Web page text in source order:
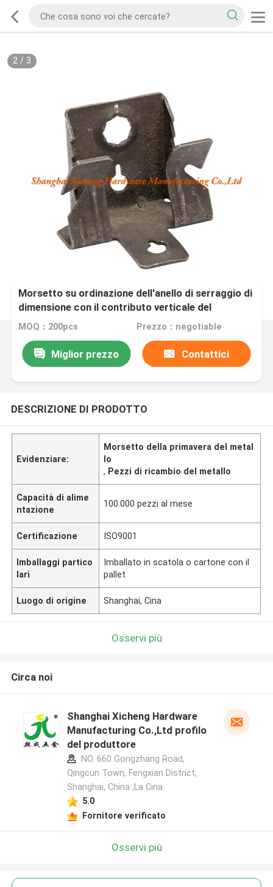
2/ 3
Morsetto su ordinazione dell'anello di serraggio di
dimensione con il contributo verticale del
diametro di 4mm ad Antivari scanalato
MOQ：200pcs Prezzo：negotiable
Miglior prezzo Contattici
DESCRIZIONE DI PRODOTTO
Evidenziare:
Morsetto della primavera del metal
lo
, Pezzi di ricambio del metallo
Capacità di alime
ntazione
100.000 pezzi al mese
Certificazione ISO9001
Imballaggi partico
lari
Imballato in scatola o cartone con il
pallet
Luogo di origine Shanghai, Cina
Osservi più
Circa noi
Shanghai Xicheng Hardware
Manufacturing Co.,Ltd profilo
del produttore
NO. 660 Gongzhang Road,
Qingcun Town, Fengxian District,
Shanghai, China ,La Cina
5.0
Fornitore verificato
Osservi più